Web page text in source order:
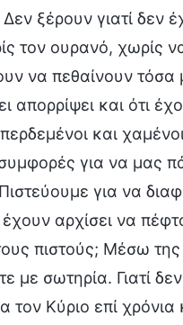
ξέρουν γιατί δεν
τον ουρανό, χωρίς
να πεθαίνουν
απορρίψει και ότι
και
για να μας
για να
αρχίσει να
πιστούς; Μέσω
με σωτηρία. Γιατί
Κύριο επί χρόνια